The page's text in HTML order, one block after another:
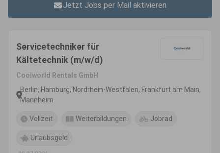
Jetzt Jobs per Mail aktivieren
Servicetechniker für
Kältetechnik (m/w/d)
Coolworld Rentals GmbH
Berlin, Hamburg, Nordrhein-Westfalen, Frankfurt am Main,
Mannheim
Vollzeit Weiterbildungen Jobrad
Urlaubsgeld